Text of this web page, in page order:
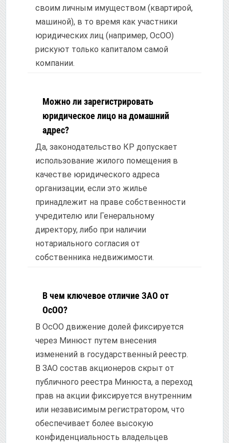
своим личным имуществом (квартирой,
машиной), в то время как участники
юридических лиц (например, ОсОО)
рискуют только капиталом самой
компании.
Можно ли зарегистрировать
юридическое лицо на домашний
адрес?
Да, законодательство КР допускает
использование жилого помещения в
качестве юридического адреса
организации, если это жилье
принадлежит на праве собственности
учредителю или Генеральному
директору, либо при наличии
нотариального согласия от
собственника недвижимости.
В чем ключевое отличие ЗАО от
ОсОО?
В ОсОО движение долей фиксируется
через Минюст путем внесения
изменений в государственный реестр.
В ЗАО состав акционеров скрыт от
публичного реестра Минюста, а переход
прав на акции фиксируется внутренним
или независимым регистратором, что
обеспечивает более высокую
конфиденциальность владельцев